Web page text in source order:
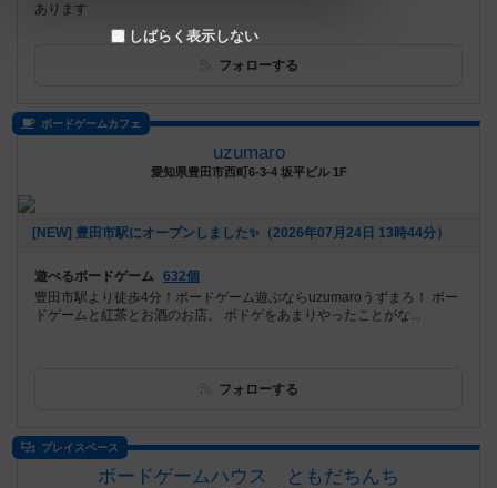
あります
フォローする
ボードゲームカフェ
uzumaro
愛知県豊田市西町6-3-4 坂平ビル 1F
[NEW] 豊田市駅にオープンしました✨（2026年07月24日 13時44分）
遊べるボードゲーム 632個
豊田市駅より徒歩4分！ボードゲーム遊ぶならuzumaroうずまろ！ ボー
ドゲームと紅茶とお酒のお店。 ボドゲをあまりやったことがな...
フォローする
プレイスペース
ボードゲームハウス ともだちんち
しばらく表示しない